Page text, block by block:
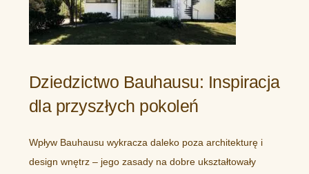
Dziedzictwo Bauhausu: Inspiracja
dla przyszłych pokoleń
Wpływ Bauhausu wykracza daleko poza architekturę i
design wnętrz – jego zasady na dobre ukształtowały